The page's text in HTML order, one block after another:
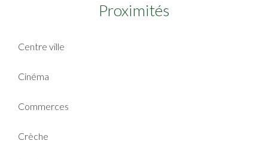
Proximités
Centre ville
Cinéma
Commerces
Crèche